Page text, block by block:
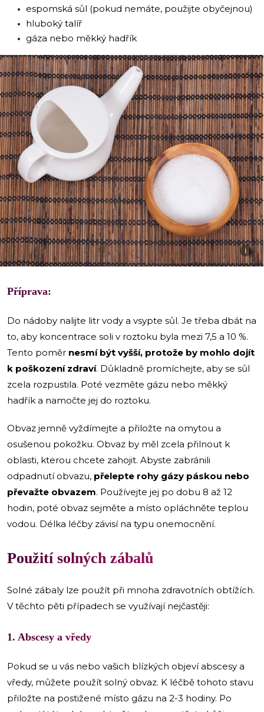
espomská sůl (pokud nemáte, použijte obyčejnou)
hluboký talíř
gáza nebo měkký hadřík
i
Příprava:
Do nádoby nalijte litr vody a vsypte sůl. Je třeba dbát na
to, aby koncentrace soli v roztoku byla mezi 7,5 a 10 %.
Tento poměr nesmí být vyšší, protože by mohlo dojít
k poškození zdraví. Důkladně promíchejte, aby se sůl
zcela rozpustila. Poté vezměte gázu nebo měkký
hadřík a namočte jej do roztoku.
Obvaz jemně vyždímejte a přiložte na omytou a
osušenou pokožku. Obvaz by měl zcela přilnout k
oblasti, kterou chcete zahojit. Abyste zabránili
odpadnutí obvazu, přelepte rohy gázy páskou nebo
převažte obvazem. Používejte jej po dobu 8 až 12
hodin, poté obvaz sejměte a místo opláchněte teplou
vodou. Délka léčby závisí na typu onemocnění.
Použití solných zábalů
Solné zábaly lze použít při mnoha zdravotních obtížích.
V těchto pěti případech se využívají nejčastěji:
1. Abscesy a vředy
Pokud se u vás nebo vašich blízkých objeví abscesy a
vředy, můžete použít solný obvaz. K léčbě tohoto stavu
přiložte na postižené místo gázu na 2-3 hodiny. Po